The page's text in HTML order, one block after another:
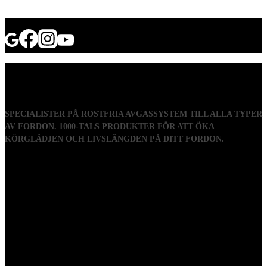
SPECIALISTER PÅ ROSTFRIA AVGASSYSTEM TILL ALLA TYPER
AV FORDON. 1000-TALS PRODUKTER FÖR ATT ÖKA
KÖRGLÄDJEN OCH LIVSLÄNGDEN PÅ DITT FORDON.